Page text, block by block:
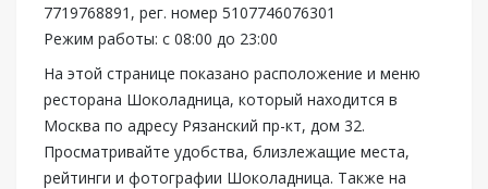
7719768891, рег. номер 5107746076301
Режим работы: с 08:00 до 23:00
На этой странице показано расположение и меню
ресторана Шоколадница, который находится в
Москва по адресу Рязанский пр-кт, дом 32.
Просматривайте удобства, близлежащие места,
рейтинги и фотографии Шоколадница. Также на